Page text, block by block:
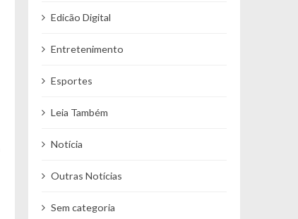
Edicão Digital
Entretenimento
Esportes
Leia Também
Notícia
Outras Notícias
Sem categoria